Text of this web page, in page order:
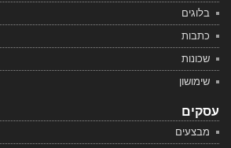
בלוגים
כתבות
שכונות
שימושון
עסקים
מבצעים